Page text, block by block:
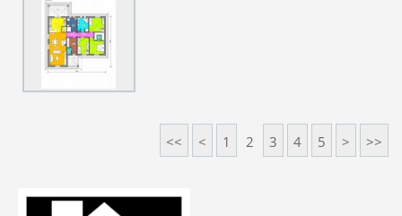
<< < 1 2 3 4 5 > >>